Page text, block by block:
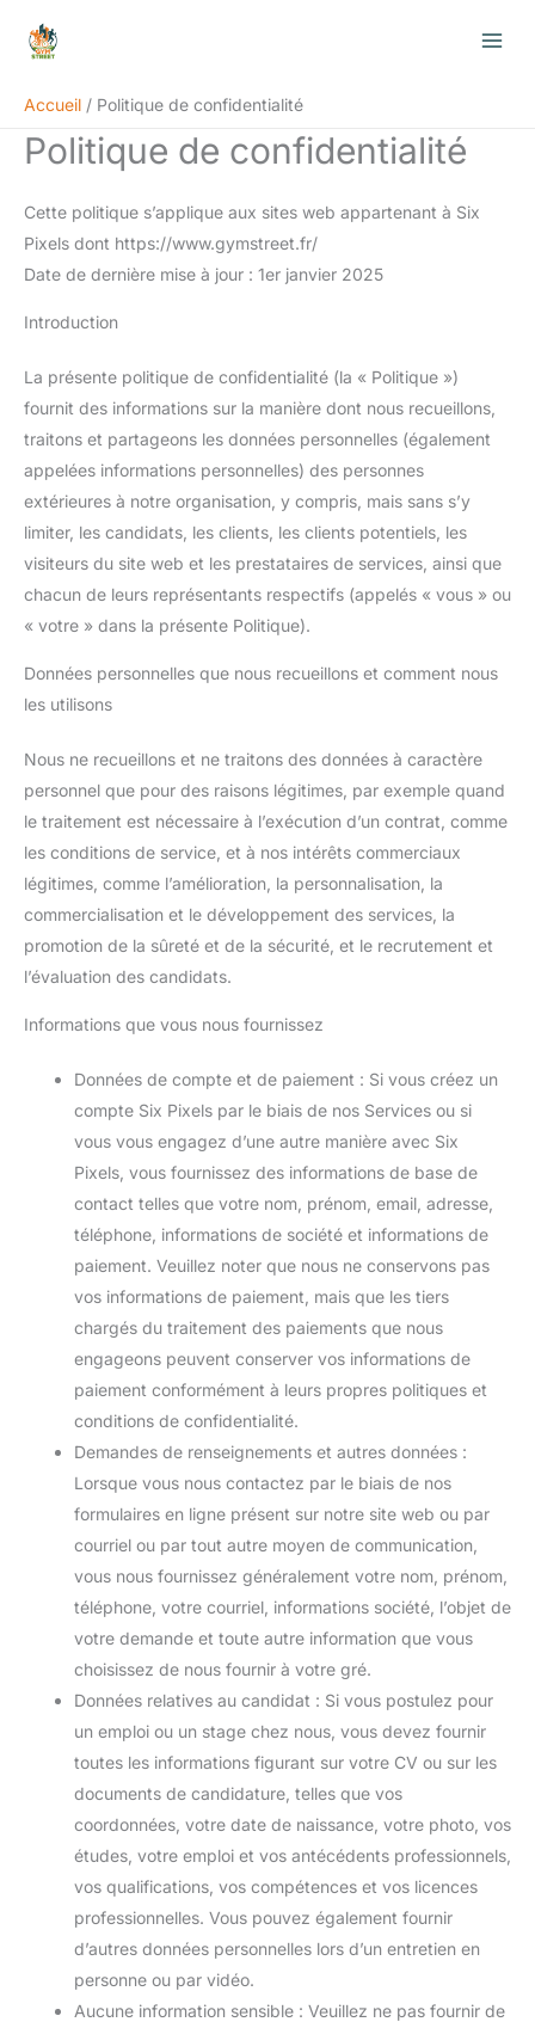
Accueil
Politique de confidentialité
Politique de confidentialité
Cette politique s’applique aux sites web appartenant à Six
Pixels dont https://www.gymstreet.fr/
Date de dernière mise à jour : 1er janvier 2025
Introduction
La présente politique de confidentialité (la « Politique »)
fournit des informations sur la manière dont nous recueillons,
traitons et partageons les données personnelles (également
appelées informations personnelles) des personnes
extérieures à notre organisation, y compris, mais sans s’y
limiter, les candidats, les clients, les clients potentiels, les
visiteurs du site web et les prestataires de services, ainsi que
chacun de leurs représentants respectifs (appelés « vous » ou
« votre » dans la présente Politique).
Données personnelles que nous recueillons et comment nous
les utilisons
Nous ne recueillons et ne traitons des données à caractère
personnel que pour des raisons légitimes, par exemple quand
le traitement est nécessaire à l’exécution d’un contrat, comme
les conditions de service, et à nos intérêts commerciaux
légitimes, comme l’amélioration, la personnalisation, la
commercialisation et le développement des services, la
promotion de la sûreté et de la sécurité, et le recrutement et
l’évaluation des candidats.
Informations que vous nous fournissez
Données de compte et de paiement : Si vous créez un
compte Six Pixels par le biais de nos Services ou si
vous vous engagez d’une autre manière avec Six
Pixels, vous fournissez des informations de base de
contact telles que votre nom, prénom, email, adresse,
téléphone, informations de société et informations de
paiement. Veuillez noter que nous ne conservons pas
vos informations de paiement, mais que les tiers
chargés du traitement des paiements que nous
engageons peuvent conserver vos informations de
paiement conformément à leurs propres politiques et
conditions de confidentialité.
Demandes de renseignements et autres données :
Lorsque vous nous contactez par le biais de nos
formulaires en ligne présent sur notre site web ou par
courriel ou par tout autre moyen de communication,
vous nous fournissez généralement votre nom, prénom,
téléphone, votre courriel, informations société, l’objet de
votre demande et toute autre information que vous
choisissez de nous fournir à votre gré.
Données relatives au candidat : Si vous postulez pour
un emploi ou un stage chez nous, vous devez fournir
toutes les informations figurant sur votre CV ou sur les
documents de candidature, telles que vos
coordonnées, votre date de naissance, votre photo, vos
études, votre emploi et vos antécédents professionnels,
vos qualifications, vos compétences et vos licences
professionnelles. Vous pouvez également fournir
d’autres données personnelles lors d’un entretien en
personne ou par vidéo.
Aucune information sensible : Veuillez ne pas fournir de